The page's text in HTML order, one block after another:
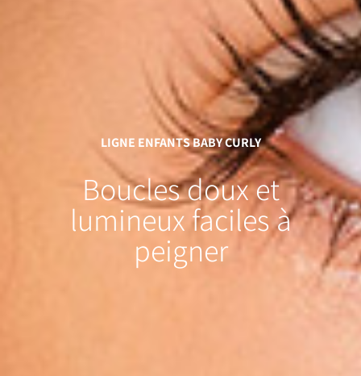
LIGNE ENFANTS BABY CURLY
Bouclesdoux et
lumineuxfaciles à
peigner